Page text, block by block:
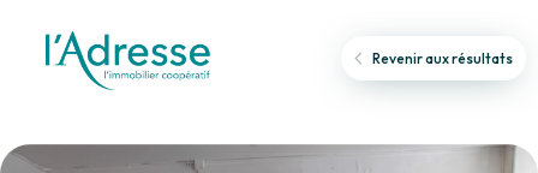
Revenir aux résultats